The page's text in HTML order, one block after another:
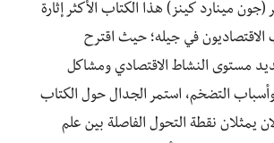
(جون مينارد كينز) هذا الكتاب الأكثر إثارة
الاقتصاديون في جيله؛ حيث اقترح
مستوى النشاط الاقتصادي ومشاكل
التضخم، استمر الجدال حول الكتاب
يمثلان نقطة التحول الفاصلة بين علم